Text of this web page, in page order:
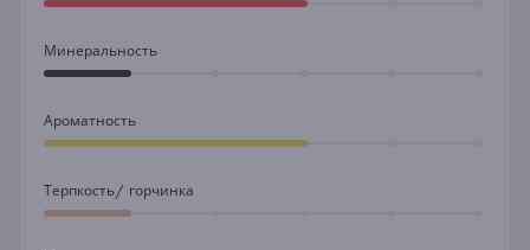
Минеральность
Ароматность
Терпкость/ горчинка